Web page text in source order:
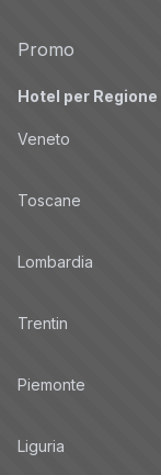
Promo
Hotel per Regione
Veneto
Toscane
Lombardia
Trentin
Piemonte
Liguria